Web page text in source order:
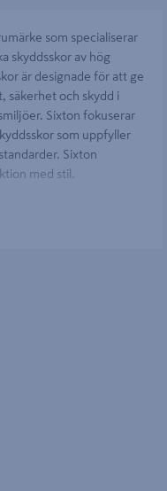
som specialiserar
skyddsskor av hög
är designade för att ge
säkerhet och skydd i
Sixton fokuserar
som uppfyller
Sixton
med stil.